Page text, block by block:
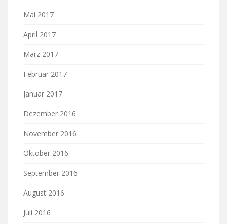
Mai 2017
April 2017
März 2017
Februar 2017
Januar 2017
Dezember 2016
November 2016
Oktober 2016
September 2016
August 2016
Juli 2016